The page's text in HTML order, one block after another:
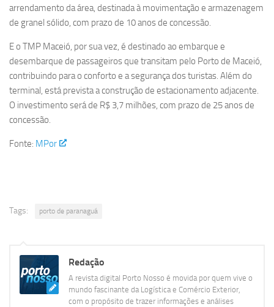
arrendamento da área, destinada à movimentação e armazenagem
de granel sólido, com prazo de 10 anos de concessão.
E o TMP Maceió, por sua vez, é destinado ao embarque e
desembarque de passageiros que transitam pelo Porto de Maceió,
contribuindo para o conforto e a segurança dos turistas. Além do
terminal, está prevista a construção de estacionamento adjacente.
O investimento será de R$ 3,7 milhões, com prazo de 25 anos de
concessão.
Fonte: MPor
Tags: porto de paranaguá
Redação
A revista digital Porto Nosso é movida por quem vive o
mundo fascinante da Logística e Comércio Exterior,
com o propósito de trazer informações e análises